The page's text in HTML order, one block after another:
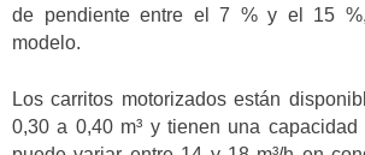
de pendiente entre el 7 % y el 15 %,
modelo.
Los carritos motorizados están
0,30 a 0,40 m³ y tienen una